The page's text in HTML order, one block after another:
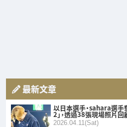
最新文章
以日本選手・sahara選手
2」，透過38張現場照片回
2026.04.11(Sat)